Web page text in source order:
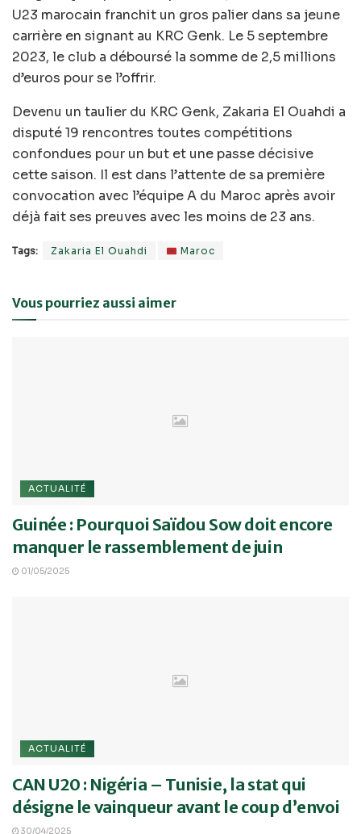
U23 marocain franchit un gros palier dans sa jeune
carrière en signant au KRC Genk. Le 5 septembre
2023, le club a déboursé la somme de 2,5 millions
d’euros pour se l’offrir.
Devenu un taulier du KRC Genk, Zakaria El Ouahdi a
disputé 19 rencontres toutes compétitions
confondues pour un but et une passe décisive
cette saison. Il est dans l’attente de sa première
convocation avec l’équipe A du Maroc après avoir
déjà fait ses preuves avec les moins de 23 ans.
Tags: Zakaria El Ouahdi Maroc
Vous pourriez aussi aimer
ACTUALITÉ
Guinée : Pourquoi Saïdou Sow doit encore
manquer le rassemblement de juin
01/05/2025
ACTUALITÉ
CAN U20 : Nigéria – Tunisie, la stat qui
désigne le vainqueur avant le coup d’envoi
30/04/2025